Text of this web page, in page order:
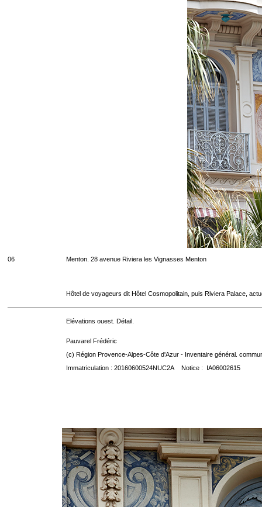
06 Menton. 28 avenue Riviera les Vignasses Menton
Hôtel de voyageurs dit Hôtel Cosmopolitain, puis Riviera Palace,
Elévations ouest. Détail.
Pauvarel Frédéric
(c) Région Provence-Alpes-Côte d'Azur - Inventaire général.
Immatriculation : 20160600524NUC2A Notice : IA06002615